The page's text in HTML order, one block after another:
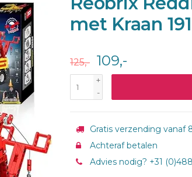
met Kraan
125,- 109,-
+
-
Gratis verzending vanaf
Achteraf betalen
Advies nodig? +31